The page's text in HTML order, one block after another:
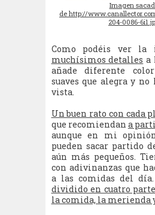
Imagen
de http://
204-0086-
Como podéis ver la
muchísimos detalles a
añade diferente
suaves que alegra y no
vista.
Un buen rato con cada
que recomiendan a
aunque en mi
pueden sacar partido
aún más pequeños.
con adivinanzas que
a las comidas del
dividido en cuatro
la comida, la merienda